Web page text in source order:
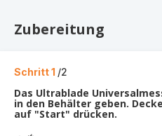
Zubereitung
Schritt 1 /2
Das Ultrablade
in den Behälter geben.
auf "Start" drücken.